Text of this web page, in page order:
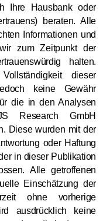
Ihre Hausbank oder
beraten. Alle
Informationen und
zum Zeitpunkt der
halten.
dieser
keine Gewähr
die in den Analysen
Research GmbH
Diese wurden mit der
oder Haftung
in dieser Publikation
Alle getroffenen
Einschätzung der
ohne vorherige
ausdrücklich keine